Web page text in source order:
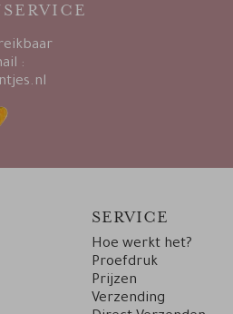
:
SERVICE
Hoe werkt het?
Proefdruk
Prijzen
Verzending